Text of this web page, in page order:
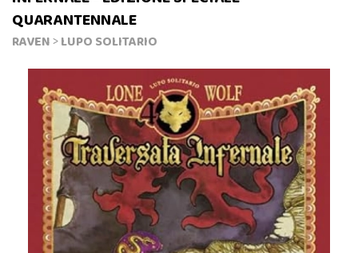
QUARANTENNALE
RAVEN>LUPO SOLITARIO